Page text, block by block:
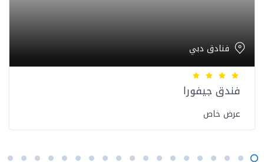
فنادق دبي
فندق جيفورا
عرض خاص